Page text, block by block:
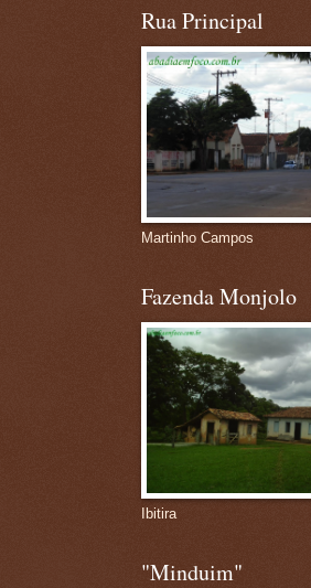
Rua Principal
Martinho Campos
Fazenda Monjolo
Ibitira
"Minduim"